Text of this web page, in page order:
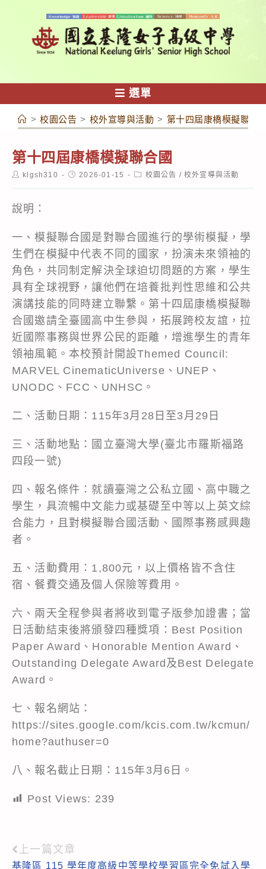
容
選單
> 校園公告 > 校外宣導與活動 > 第十四屆康橋模擬聯合
第十四屆康橋模擬聯合國
Postklgsh310
Post2026-01-15
Post校園公告 / 校外宣導與活動
說明：
一、模擬聯合國是對聯合國進行的學術模擬，學
生們在模擬中代表不同的國家，扮演未來領袖的
角色，共同制定解決全球迫切問題的方案，學生
具有全球視野，讓他們在培養批判性思維和公共
演講技能的同時建立聯繫。第十四屆康橋模擬聯
合國邀請全臺國高中生參與，拓展跨校友誼，拉
近國際事務與世界公民的距離，增進學生的青年
領袖風範。本校預計開設Themed Council:
MARVEL CinematicUniverse、UNEP、
UNODC、FCC、UNHSC。
二、活動日期：115年3月28日至3月29日
三、活動地點：國立臺灣大學(臺北市羅斯福路
四段一號)
四、報名條件：就讀臺灣之公私立國、高中職之
學生，具流暢中文能力或基礎至中等以上英文綜
合能力，且對模擬聯合國活動、國際事務感興趣
者。
五、活動費用：1,800元，以上價格皆不含住
宿、餐費交通及個人保險等費用。
六、兩天全程參與者將收到電子版參加證書；當
日活動結束後將頒發四種獎項：Best Position
Paper Award、Honorable Mention Award、
Outstanding Delegate Award及Best Delegate
Award。
七、報名網站：
https://sites.google.com/kcis.com.tw/kcmun/
home?authuser=0
八、報名截止日期：115年3月6日。
Post Views: 239
Read
上一篇文章
基隆區 115 學年度高級中等學校學習區完全免試入學